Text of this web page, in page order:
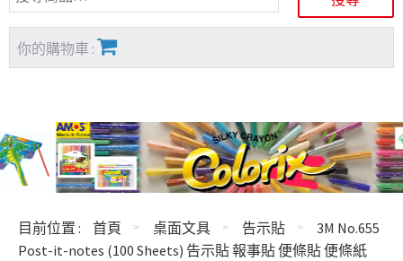
你的購物車 :
目前位置 : 首頁 桌面文具 告示貼
3M No.655
Post-it-notes (100 Sheets) 告示貼 報事貼 便條貼 便條紙